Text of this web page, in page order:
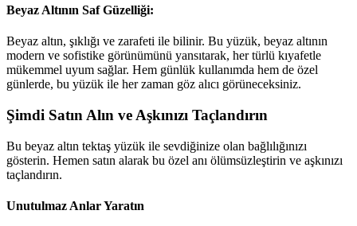
Beyaz Altının Saf Güzelliği:
Beyaz altın, şıklığı ve zarafeti ile bilinir. Bu yüzük, beyaz altının
modern ve sofistike görünümünü yansıtarak, her türlü kıyafetle
mükemmel uyum sağlar. Hem günlük kullanımda hem de özel
günlerde, bu yüzük ile her zaman göz alıcı görüneceksiniz.
Şimdi Satın Alın ve Aşkınızı Taçlandırın
Bu beyaz altın tektaş yüzük ile sevdiğinize olan bağlılığınızı
gösterin. Hemen satın alarak bu özel anı ölümsüzleştirin ve aşkınızı
taçlandırın.
Unutulmaz Anlar Yaratın